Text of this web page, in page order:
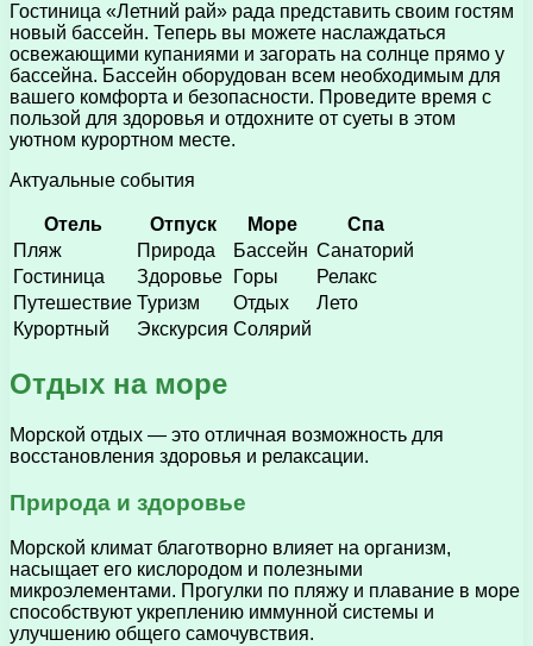
Гостиница «Летний рай» рада представить своим гостям
новый бассейн. Теперь вы можете наслаждаться
освежающими купаниями и загорать на солнце прямо у
бассейна. Бассейн оборудован всем необходимым для
вашего комфорта и безопасности. Проведите время с
пользой для здоровья и отдохните от суеты в этом
уютном курортном месте.
Актуальные события
Отель Отпуск Море
Спа
Пляж
Природа Бассейн Санаторий
Гостиница
Здоровье Горы
Релакс
Путешествие Туризм Отдых
Лето
Курортный
Экскурсия Солярий
Отдых на море
Морской отдых — это отличная возможность для
восстановления здоровья и релаксации.
Природа и здоровье
Морской климат благотворно влияет на организм,
насыщает его кислородом и полезными
микроэлементами. Прогулки по пляжу и плавание в море
способствуют укреплению иммунной системы и
улучшению общего самочувствия.